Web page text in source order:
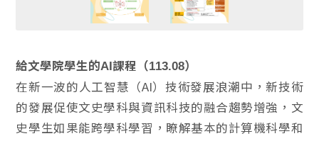
給文學院學生的AI課程（113.08）
在新一波的人工智慧（AI）技術發展浪潮中，新技術
的發展促使文史學科與資訊科技的融合趨勢增強，文
史學生如果能跨學科學習，瞭解基本的計算機科學和